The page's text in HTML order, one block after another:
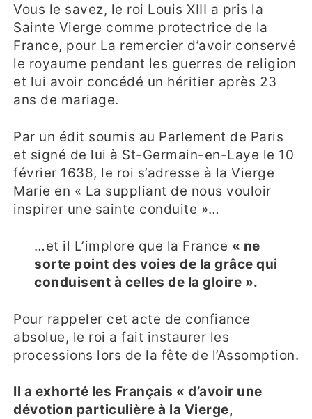
Vous le savez, le roi Louis XIII a pris la
Sainte Vierge comme protectrice de la
France, pour La remercier d’avoir conservé
le royaume pendant les guerres de religion
et lui avoir concédé un héritier après 23
ans de mariage.
Par un édit soumis au Parlement de Paris
et signé de lui à St-Germain-en-Laye le 10
février 1638, le roi s’adresse à la Vierge
Marie en « La suppliant de nous vouloir
inspirer une sainte conduite »…
…et il L’implore que la France « ne
sorte point des voies de la grâce qui
conduisent à celles de la gloire ».
Pour rappeler cet acte de confiance
absolue, le roi a fait instaurer les
processions lors de la fête de l’Assomption.
Il a exhorté les Français « d’avoir une
dévotion particulière à la Vierge,